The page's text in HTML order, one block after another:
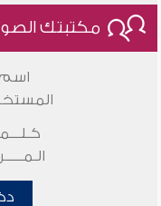
مكتبتك